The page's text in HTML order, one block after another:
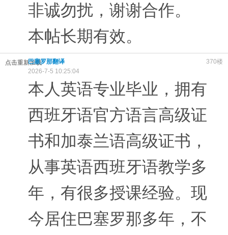
非诚勿扰，谢谢合作。
本帖长期有效。
点击重新加载 370楼
巴塞罗那翻译
2026-7-5 10:25:04
本人英语专业毕业，拥有
西班牙语官方语言高级证
书和加泰兰语高级证书，
从事英语西班牙语教学多
年，有很多授课经验。现
今居住巴塞罗那多年，不